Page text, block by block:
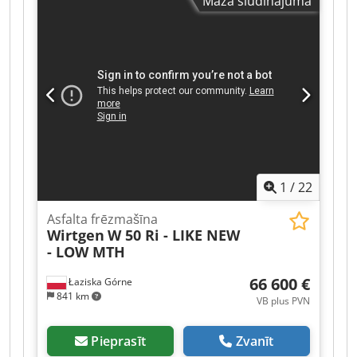
1 /22
Łaziska Górne
841 km
Asfalta frēzmašīna
Wirtgen W 50 Ri - LIKE NEW
- LOW MTH
66 600 €
VB plus PVN
Pieprasīt Zvanīt